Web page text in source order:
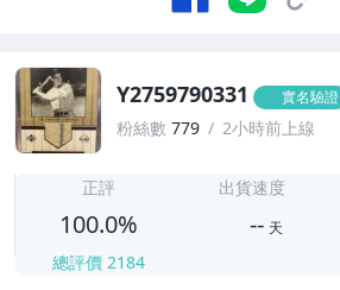
Y2759790331 實名驗證
粉絲數 779 2小時前上線
正評
100.0%
總評價 2184
出貨速度
-- 天